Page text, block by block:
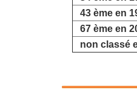
43 ème en
67 ème en
non classé